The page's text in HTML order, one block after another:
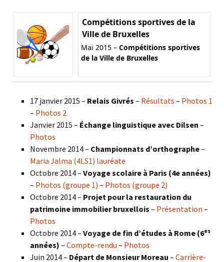
Compétitions sportives de la
Ville de Bruxelles
Mai 2015 – Compétitions sportives
de la Ville de Bruxelles
17 janvier 2015 – Relais Givrés – Résultats – Photos 1
– Photos 2
Janvier 2015 – Échange linguistique avec Dilsen –
Photos
Novembre 2014 – Championnats d’orthographe–
Maria Jalma (4LS1) lauréate
Octobre 2014 – Voyage scolaire à Paris (4e années)
– Photos (groupe 1) – Photos (groupe 2)
Octobre 2014 – Projet pour la restauration du
patrimoine immobilier bruxellois – Présentation –
Photos
Octobre 2014 – Voyage de fin d’études à Rome (6es
années) – Compte-rendu – Photos
Juin 2014 – Départ de Monsieur Moreau – Carrière-